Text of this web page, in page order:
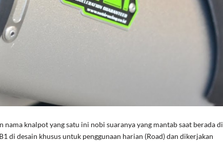
knalpot yang satu ini nobi suaranya yang mantab saat berada di
di desain khusus untuk penggunaan harian (Road) dan dikerjakan